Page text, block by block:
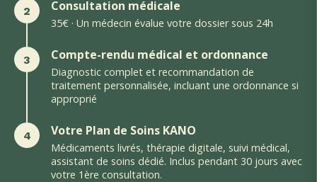
2 Consultation médicale
35€ · Un médecin évalue votre dossier sous 24h
3 Compte-rendu médical et ordonnance
Diagnostic complet et recommandation de
traitement personnalisée, incluant une ordonnance si
approprié
4 Votre Plan de Soins KANO
Médicaments livrés, thérapie digitale, suivi médical,
assistant de soins dédié. Inclus pendant 30 jours avec
votre 1ère consultation.